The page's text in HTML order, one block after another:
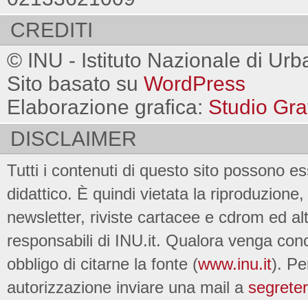
CREDITI
© INU - Istituto Nazionale di
Sito basato su WordPress
Elaborazione grafica: Studio
DISCLAIMER
Tutti i contenuti di questo sito possono
didattico. È quindi vietata la
newsletter, riviste cartacee e cdrom ed
responsabili di INU.it. Qualora venga
obbligo di citarne la fonte (www.inu.it).
autorizzazione inviare una mail a